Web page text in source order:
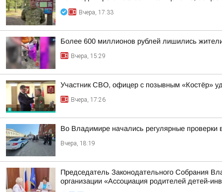
Вчера, 17:33
Более 600 миллионов рублей лишились
Вчера, 15:29
Участник СВО, офицер с позывным «Костёр»
Вчера, 17:26
Во Владимире начались регулярные проверки
Вчера, 18:19
Председатель Законодательного Собрания
организации «Ассоциация родителей детей-